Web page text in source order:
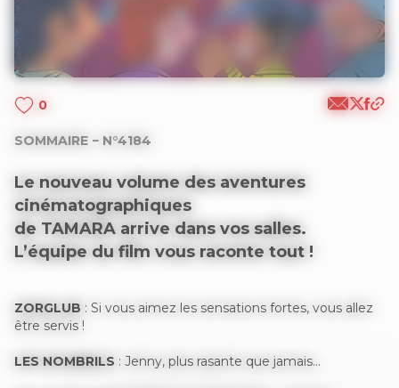
0
SOMMAIRE − N°4184
Le nouveau volume des aventures
cinématographiques
de TAMARA arrive dans vos salles.
L’équipe du film vous raconte tout !
ZORGLUB : Si vous aimez les sensations fortes, vous allez
être servis !
LES NOMBRILS : Jenny, plus rasante que jamais…